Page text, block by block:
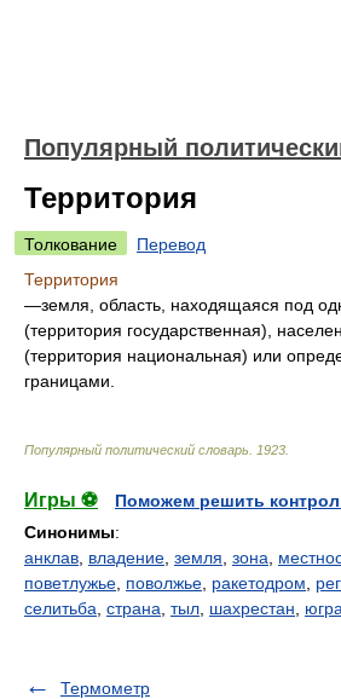
Популярный
Территория
Толкование
Перевод
Территория
—земля, область, находящаяся под
(территория государственная),
(территория национальная) или
границами.
Популярный политический словарь 1923
Игры ⚽
Поможем решить
Синонимы:
анклав владение земля зона
поветлужье поволжье ракетодром
селитьба страна тыл шахрестан югра
Термометр